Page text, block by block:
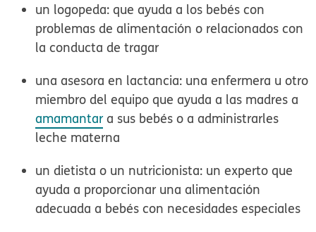
un logopeda: que ayuda a los bebés con
problemas de alimentación o relacionados con
la conducta de tragar
una asesora en lactancia: una enfermera u otro
miembro del equipo que ayuda a las madres a
amamantara sus bebés o a administrarles
leche materna
un dietista o un nutricionista: un experto que
ayuda a proporcionar una alimentación
adecuada a bebés con necesidades especiales